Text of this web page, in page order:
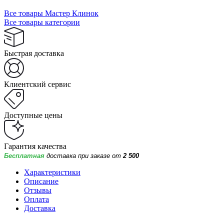
Все товары Мастер Клинок
Все товары категории
Быстрая доставка
Клиентский сервис
Доступные цены
Гарантия качества
Бесплатная доставка при заказе от 2 500
Характеристики
Описание
Отзывы
Оплата
Доставка